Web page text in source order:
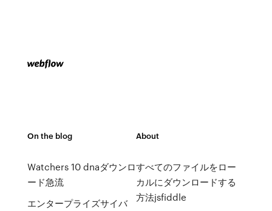
On the blog
Watchers 10 dnaダウンロ
ード急流
エンタープライズサイバ
About
すべてのファイルをロー
カルにダウンロードする
方法jsfiddle